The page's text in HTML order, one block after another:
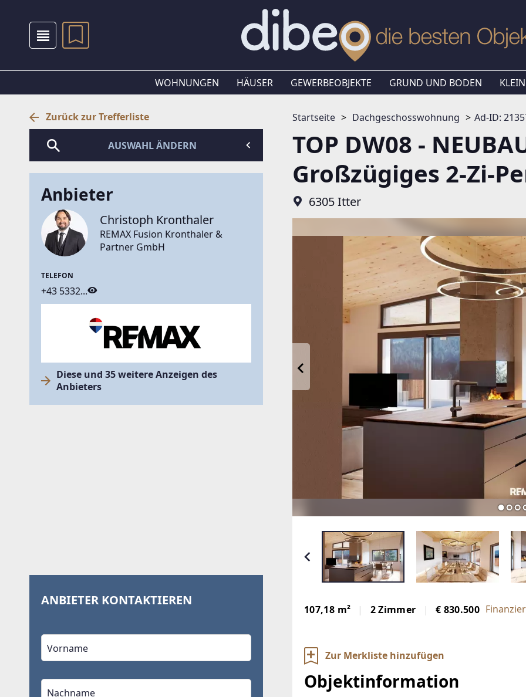
WOHNUNGEN HÄUSER GEWERBEOBJEKTE GRUND UND BODEN
Startseite Dachgeschosswohnung Ad-ID:
TOP DW08 -
Großzügiges 2-Zi-
6305 Itter
107,18 m² 2 Zimmer € 830.500
Zur Merkliste hinzufügen
Objektinformation
Zurück zur Trefferliste
AUSWAHL ÄNDERN
Anbieter
Christoph Kronthaler
REMAX Fusion Kronthaler &
Partner GmbH
TELEFON
+43 5332...
Diese und 35 weitere Anzeigen des
Anbieters
ANBIETER KONTAKTIEREN